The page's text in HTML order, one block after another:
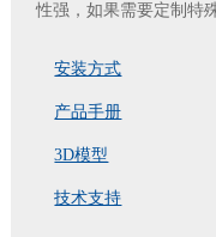
性强，如果需要定制特
安装方式
产品手册
3D模型
技术支持